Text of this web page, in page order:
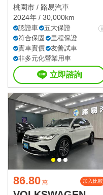
桃園市 / 路易汽車
2024年 / 30,000km
認證車
五大保證
符合保固
里程保證
實車實價
友善試車
非多元化營業用車
立即諮詢
86.80 萬 加入比較